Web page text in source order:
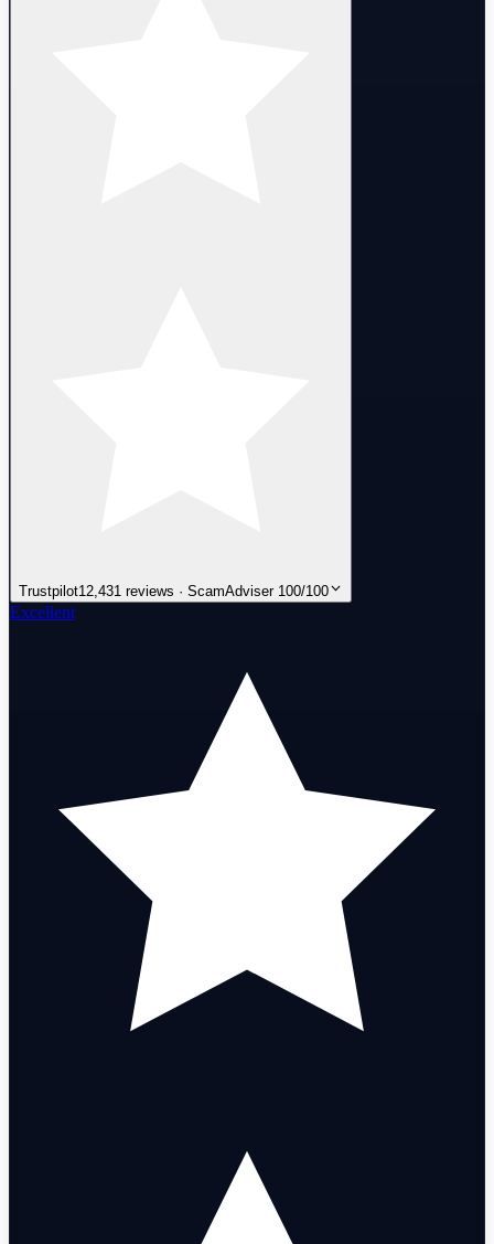
Trustpilot12,431 reviews · ScamAdviser 100/100
Excellent